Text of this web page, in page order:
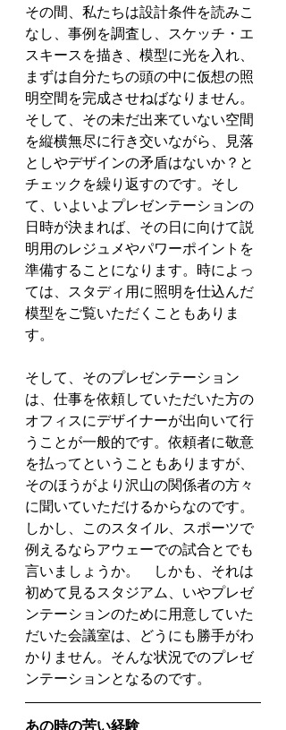
その間、私たちは設計条件を読みこ
なし、事例を調査し、スケッチ・エ
スキースを描き、模型に光を入れ、
まずは自分たちの頭の中に仮想の照
明空間を完成させねばなりません。
そして、その未だ出来ていない空間
を縦横無尽に行き交いながら、見落
としやデザインの矛盾はないか？と
チェックを繰り返すのです。そし
て、いよいよプレゼンテーションの
日時が決まれば、その日に向けて説
明用のレジュメやパワーポイントを
準備することになります。時によっ
ては、スタディ用に照明を仕込んだ
模型をご覧いただくこともありま
す。
そして、そのプレゼンテーション
は、仕事を依頼していただいた方の
オフィスにデザイナーが出向いて行
うことが一般的です。依頼者に敬意
を払ってということもありますが、
そのほうがより沢山の関係者の方々
に聞いていただけるからなのです。
しかし、このスタイル、スポーツで
例えるならアウェーでの試合とでも
言いましょうか。　しかも、それは
初めて見るスタジアム、いやプレゼ
ンテーションのために用意していた
だいた会議室は、どうにも勝手がわ
かりません。そんな状況でのプレゼ
ンテーションとなるのです。
あの時の苦い経験